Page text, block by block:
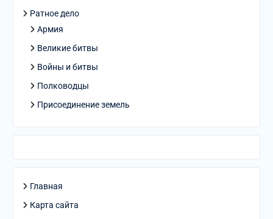
Ратное дело
Армия
Великие битвы
Войны и битвы
Полководцы
Присоединение земель
Главная
Карта сайта